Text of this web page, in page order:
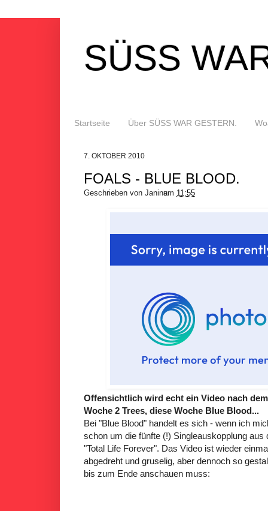
SÜSS
Startseite Über SÜSS WAR GESTERN.
7. OKTOBER 2010
FOALS - BLUE BLOOD.
Geschrieben von Janinaum 11:55
Offensichtlich wird echt ein Video nach
Woche 2 Trees, diese Woche Blue Blood...
Bei "Blue Blood" handelt es sich - wenn ich
schon um die fünfte (!) Singleauskopplung
"Total Life Forever". Das Video ist wieder
abgedreht und gruselig, aber dennoch so
bis zum Ende anschauen muss: